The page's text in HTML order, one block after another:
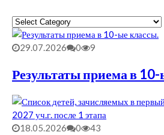
Выбрать
Рубрику
29.07.2026
0 9
Результаты приема в
18.05.2026 0 43